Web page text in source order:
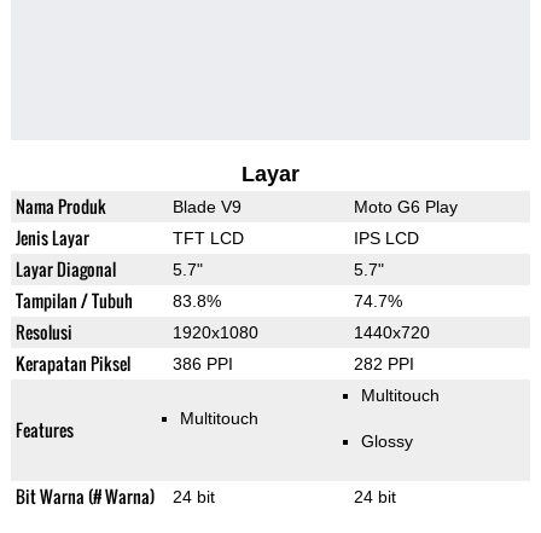
Layar
Nama Produk Blade V9 Moto G6 Play
Jenis Layar TFT LCD IPS LCD
Layar Diagonal 5.7" 5.7"
Tampilan / Tubuh 83.8% 74.7%
Resolusi 1920x1080 1440x720
Kerapatan Piksel 386 PPI 282 PPI
Features Multitouch
Multitouch
Glossy
Bit Warna (# Warna) 24 bit 24 bit